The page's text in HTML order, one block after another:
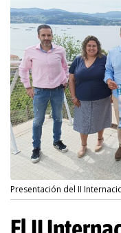
Presentación del II